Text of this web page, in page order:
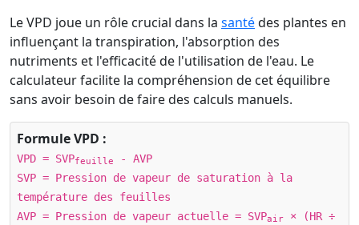
Le VPD joue un rôle crucial dans la santédes plantes en
influençant la transpiration, l'absorption des
nutriments et l'efficacité de l'utilisation de l'eau. Le
calculateur facilite la compréhension de cet équilibre
sans avoir besoin de faire des calculs manuels.
Formule VPD :
VPD = SVPfeuille
- AVP
SVP = Pression de vapeur de saturation à la
température des feuilles
AVP = Pression de vapeur actuelle = SVPair
× (HR ÷